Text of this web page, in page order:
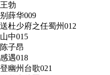
王勃
别薛华009
送杜少府之任蜀州012
山中015
陈子昂
感遇018
登幽州台歌021